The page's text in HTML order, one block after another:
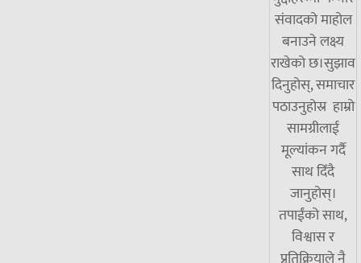
संवादको माहोल
बनाउने लक्ष्य
राखेको छ।सुझाव
दिनुहोस्, समाचार
पठाउनुहोस्र हाम्रो
सामग्रीलाई
मूल्यांकन गर्दै
साथ दिँदै
जानुहोस्।
तपाईंको साथ,
विश्वास र